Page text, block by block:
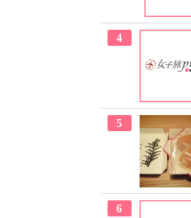
4
5
6